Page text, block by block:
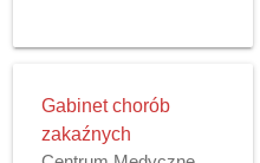
Gabinet chorób
zakaźnych